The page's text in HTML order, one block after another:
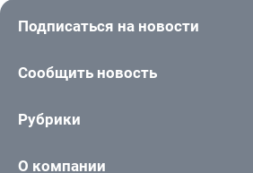
Подписаться на новости
Сообщить новость
Рубрики
О компании